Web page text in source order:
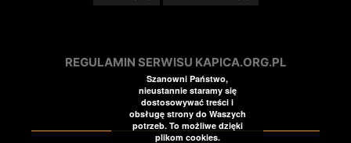
REGULAMIN SERWISU KAPICA.ORG.PL
Szanowni Państwo,
nieustannie staramy się
dostosowywać treści i
obsługę strony do Waszych
potrzeb. To możliwe dzięki
plikom cookies.